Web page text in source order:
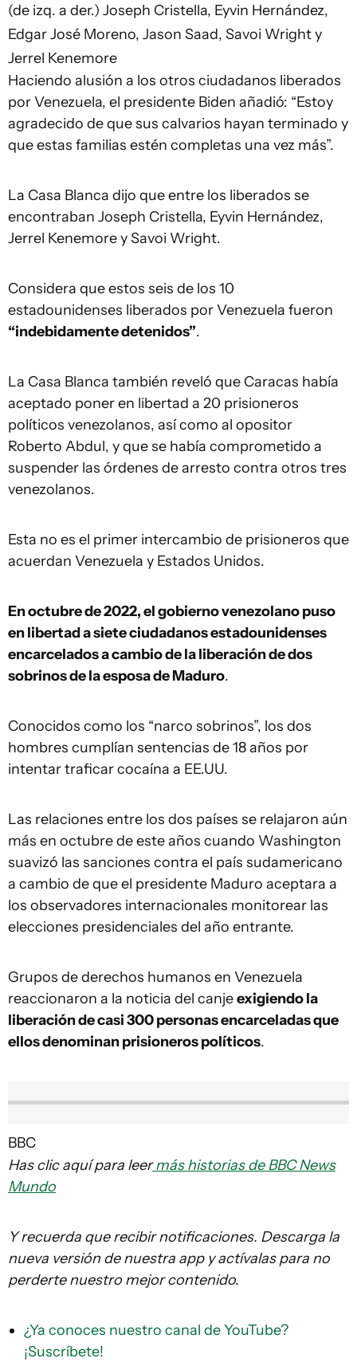
(de izq. a der.) Joseph Cristella, Eyvin Hernández,
Edgar José Moreno, Jason Saad, Savoi Wright y
Jerrel Kenemore
Haciendo alusión a los otros ciudadanos liberados
por Venezuela, el presidente Biden añadió: “Estoy
agradecido de que sus calvarios hayan terminado y
que estas familias estén completas una vez más”.
La Casa Blanca dijo que entre los liberados se
encontraban Joseph Cristella, Eyvin Hernández,
Jerrel Kenemore y Savoi Wright.
Considera que estos seis de los 10
estadounidenses liberados por Venezuela fueron
“indebidamente detenidos”.
La Casa Blanca también reveló que Caracas había
aceptado poner en libertad a 20 prisioneros
políticos venezolanos, así como al opositor
Roberto Abdul, y que se había comprometido a
suspender las órdenes de arresto contra otros tres
venezolanos.
Esta no es el primer intercambio de prisioneros que
acuerdan Venezuela y Estados Unidos.
En octubre de 2022, el gobierno venezolano puso
en libertad a siete ciudadanos estadounidenses
encarcelados a cambio de la liberación de dos
sobrinos de la esposa de Maduro.
Conocidos como los “narco sobrinos”, los dos
hombres cumplían sentencias de 18 años por
intentar traficar cocaína a EE.UU.
Las relaciones entre los dos países se relajaron aún
más en octubre de este años cuando Washington
suavizó las sanciones contra el país sudamericano
a cambio de que el presidente Maduro aceptara a
los observadores internacionales monitorear las
elecciones presidenciales del año entrante.
Grupos de derechos humanos en Venezuela
reaccionaron a la noticia del canjeexigiendo la
liberación de casi 300 personas encarceladas que
ellos denominan prisioneros políticos.
BBC
Has clic aquí para leermás historias de BBC News
Mundo
Y recuerda que recibir notificaciones. Descarga la
nueva versión de nuestra app y actívalas para no
perderte nuestro mejor contenido.
¿Ya conoces nuestro canal de YouTube?
¡Suscríbete!